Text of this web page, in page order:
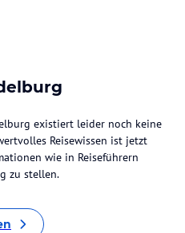
existiert leider noch keine
Reisewissen ist jetzt
wie in Reiseführern
zu stellen.